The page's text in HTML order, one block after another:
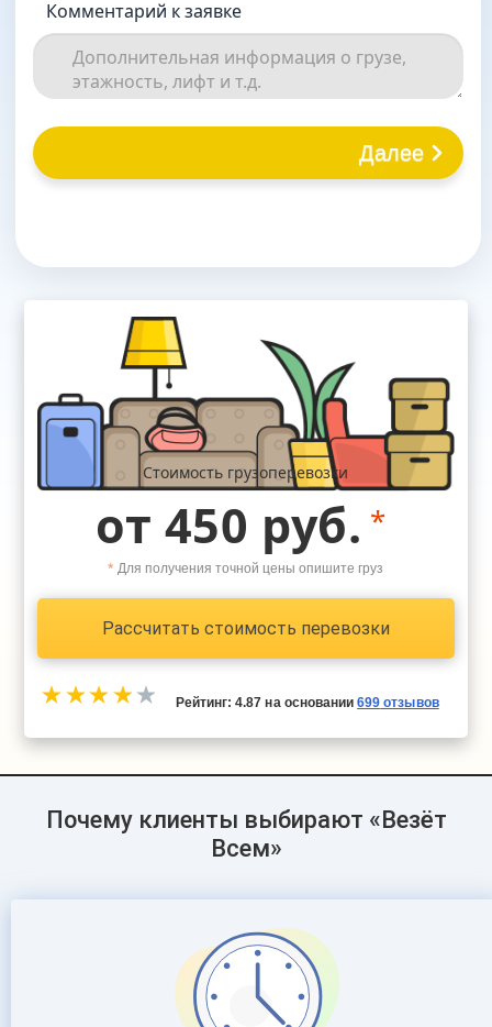
Комментарий к заявке
Далее
Стоимость грузоперевозки
от 450 руб. *
* Для получения точной цены опишите груз
Рассчитать стоимость перевозки
Рейтинг:4.87 на основании699 отзывов
Почему клиенты выбирают «Везёт
Всем»